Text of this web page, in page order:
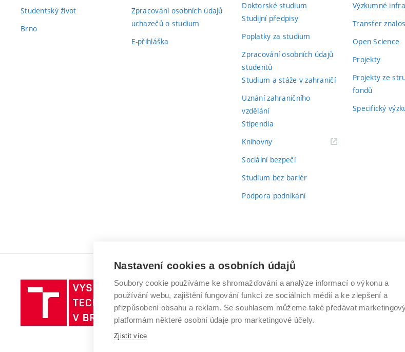
Studentský život
Brno
Zpracování osobních údajů
uchazečů o studium
E-přihláška
Doktorské studium
Studijní předpisy
Poplatky za studium
Zpracování osobních údajů
studentů
Studium a stáže v zahraničí
Uznání zahraničního
vzdělání
Stipendia
Knihovny(externí
Sociální bezpečí
Studium bez bariér
Podpora podnikání
Výzkumné
Transfer
Open Science
Projekty
Projekty ze
fondů
Specifický
Vysoké
učení
technické
v
VYSOKÉ UČENÍ TECHNICKÉ V BRNĚ
Antonínská 548/1
602 00 Brno
www.vut.cz
Nastavení cookies a osobních údajů
Soubory cookie používáme ke shromažďování a analýze informací o výkonu a
používání webu, zajištění fungování funkcí ze sociálních médií a ke zlepšení a
přizpůsobení obsahu a reklam. Se souhlasem můžeme také předávat
platformám některé osobní údaje pro marketingové účely.
Zjistit více